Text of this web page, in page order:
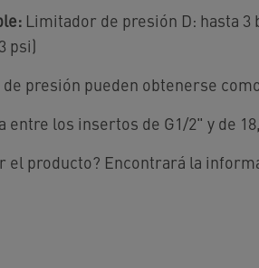
Limitador de presión D: hasta
psi)
presión pueden obtenerse
entre los insertos de G1/2" y de
el producto? Encontrará la